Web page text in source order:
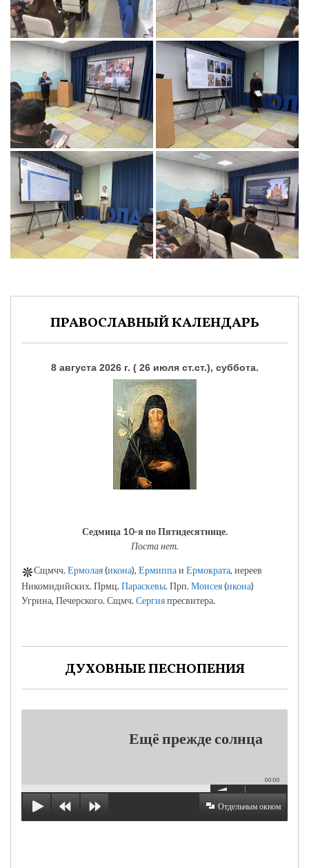
ПРАВОСЛАВНЫЙ КАЛЕНДАРЬ
8 августа 2026 г. ( 26 июля ст.ст.), суббота.
Седмица 10-я по Пятидесятнице.
Поста нет.
Сщмчч.Ермолая(икона), Ермиппаи Ермократа, иереев
Никомидийских. Прмц.Параскевы. Прп.Моисея(икона)
Угрина, Печерского. Сщмч.Сергияпресвитера.
ДУХОВНЫЕ ПЕСНОПЕНИЯ
Ещё прежде солнца
00:00
Отдельным окном